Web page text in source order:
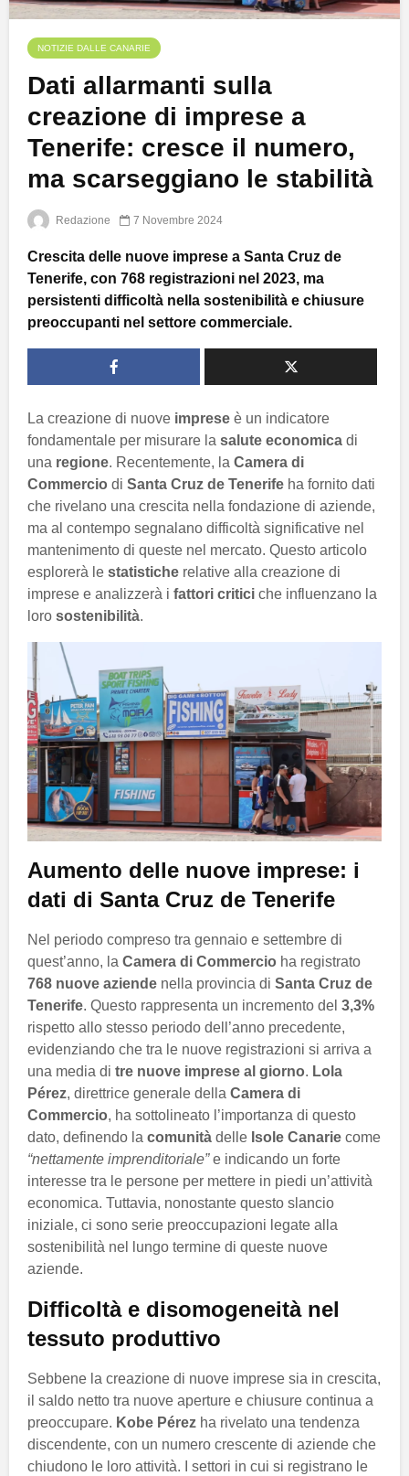
NOTIZIE DALLE CANARIE
Dati allarmanti sulla
creazione di imprese a
Tenerife: cresce il numero,
ma scarseggiano le stabilità
Redazione 7 Novembre 2024
Crescita delle nuove imprese a Santa Cruz de
Tenerife, con 768 registrazioni nel 2023, ma
persistenti difficoltà nella sostenibilità e chiusure
preoccupanti nel settore commerciale.
La creazione di nuove imprese è un indicatore
fondamentale per misurare la salute economica di
una regione. Recentemente, la Camera di
Commercio di Santa Cruz de Tenerife ha fornito dati
che rivelano una crescita nella fondazione di aziende,
ma al contempo segnalano difficoltà significative nel
mantenimento di queste nel mercato. Questo articolo
esplorerà le statistiche relative alla creazione di
imprese e analizzerà i fattori critici che influenzano la
loro sostenibilità.
Aumento delle nuove imprese: i
dati di Santa Cruz de Tenerife
Nel periodo compreso tra gennaio e settembre di
quest’anno, la Camera di Commercio ha registrato
768 nuove aziende nella provincia di Santa Cruz de
Tenerife. Questo rappresenta un incremento del 3,3%
rispetto allo stesso periodo dell’anno precedente,
evidenziando che tra le nuove registrazioni si arriva a
una media di tre nuove imprese al giorno. Lola
Pérez, direttrice generale della Camera di
Commercio, ha sottolineato l’importanza di questo
dato, definendo la comunità delle Isole Canarie come
“nettamente imprenditoriale”e indicando un forte
interesse tra le persone per mettere in piedi un’attività
economica. Tuttavia, nonostante questo slancio
iniziale, ci sono serie preoccupazioni legate alla
sostenibilità nel lungo termine di queste nuove
aziende.
Difficoltà e disomogeneità nel
tessuto produttivo
Sebbene la creazione di nuove imprese sia in crescita,
il saldo netto tra nuove aperture e chiusure continua a
preoccupare. Kobe Pérez ha rivelato una tendenza
discendente, con un numero crescente di aziende che
chiudono le loro attività. I settori in cui si registrano le